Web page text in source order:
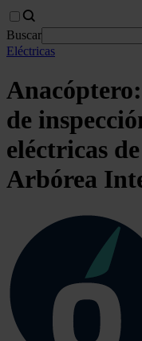
Buscar
Eléctricas
de
eléctricas
Arbórea